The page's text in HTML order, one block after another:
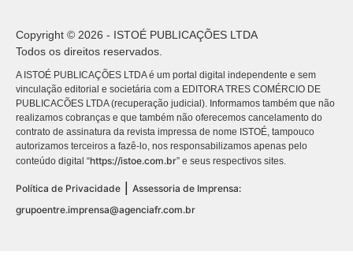
Copyright © 2026 - ISTOÉ PUBLICAÇÕES LTDA
Todos os direitos reservados.
A ISTOÉ PUBLICAÇÕES LTDA é um portal digital independente e sem
vinculação editorial e societária com a EDITORA TRES COMÉRCIO DE
PUBLICACÕES LTDA (recuperação judicial). Informamos também que não
realizamos cobranças e que também não oferecemos cancelamento do
contrato de assinatura da revista impressa de nome ISTOÉ, tampouco
autorizamos terceiros a fazê-lo, nos responsabilizamos apenas pelo
conteúdo digital “https://istoe.com.br” e seus respectivos sites.
Política de Privacidade
Assessoria de Imprensa:
grupoentre.imprensa@agenciafr.com.br